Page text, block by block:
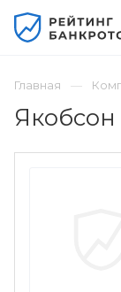
Главная